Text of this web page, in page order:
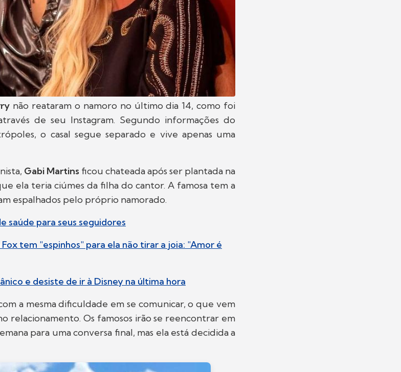
não reataram o namoro no último dia 14, como foi
de seu Instagram. Segundo informações do
o casal segue separado e vive apenas uma
Gabi Martins ficou chateada após ser plantada na
ela teria ciúmes da filha do cantor. A famosa tem a
espalhados pelo próprio namorado.
saúde para seus seguidores
tem "espinhos" para ela não tirar a joia: "Amor é
e desiste de ir à Disney na última hora
a mesma dificuldade em se comunicar, o que vem
relacionamento. Os famosos irão se reencontrar em
para uma conversa final, mas ela está decidida a